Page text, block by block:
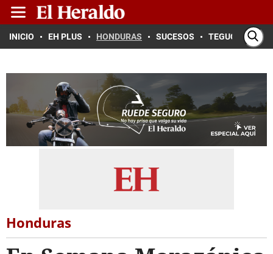
INICIO EH PLUS HONDURAS SUCESOS TEGUCIGALPA
Honduras